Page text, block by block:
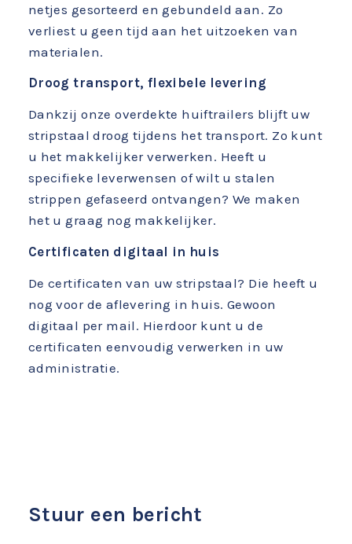
netjes gesorteerd en gebundeld aan. Zo
verliest u geen tijd aan het uitzoeken van
materialen.
Droog transport, flexibele levering
Dankzij onze overdekte huiftrailers blijft uw
stripstaal droog tijdens het transport. Zo kunt
u het makkelijker verwerken. Heeft u
specifieke leverwensen of wilt u stalen
strippen gefaseerd ontvangen? We maken
het u graag nog makkelijker.
Certificaten digitaal in huis
De certificaten van uw stripstaal? Die heeft u
nog voor de aflevering in huis. Gewoon
digitaal per mail. Hierdoor kunt u de
certificaten eenvoudig verwerken in uw
administratie.
Stuur een bericht